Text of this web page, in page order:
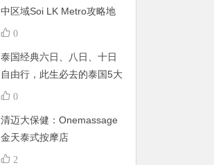
中区域Soi LK Metro攻略地
图 0
泰国经典六日、八日、十日
自由行，此生必去的泰国5大
景点
0
清迈大保健：Onemassage
金天泰式按摩店
2